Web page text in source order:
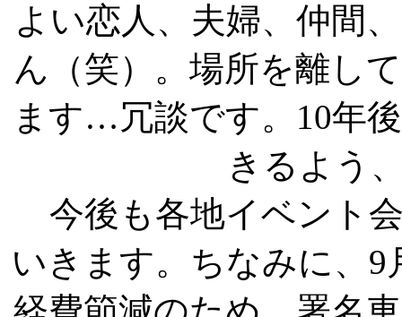
よい恋人、夫婦、仲間
ん（笑）。場所を離し
ます…冗談です。10年
きるよう
今後も各地イベント
いきます。ちなみに、